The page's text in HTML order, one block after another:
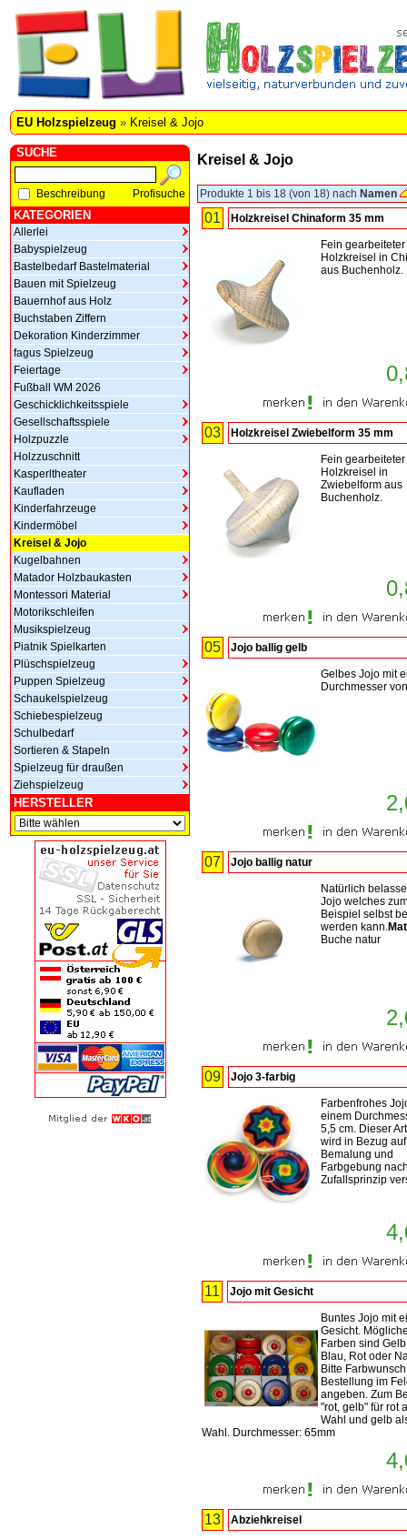
EU Holzspielzeug » Kreisel & Jojo
SUCHE
Beschreibung Profisuche
KATEGORIEN
Allerlei
Babyspielzeug
Bastelbedarf Bastelmaterial
Bauen mit Spielzeug
Bauernhof aus Holz
Buchstaben Ziffern
Dekoration Kinderzimmer
fagus Spielzeug
Feiertage
Fußball WM 2026
Geschicklichkeitsspiele
Gesellschaftsspiele
Holzpuzzle
Holzzuschnitt
Kasperltheater
Kaufladen
Kinderfahrzeuge
Kindermöbel
Kreisel & Jojo
Kugelbahnen
Matador Holzbaukasten
Montessori Material
Motorikschleifen
Musikspielzeug
Piatnik Spielkarten
Plüschspielzeug
Puppen Spielzeug
Schaukelspielzeug
Schiebespielzeug
Schulbedarf
Sortieren & Stapeln
Spielzeug für draußen
Ziehspielzeug
HERSTELLER
Kreisel & Jojo
Produkte 1 bis 18 (von 18) nach Namen
01 Holzkreisel Chinaform 35 mm
Fein gearbeiteter
Holzkreisel in
aus Buchenholz.
03 Holzkreisel Zwiebelform 35 mm
Fein gearbeiteter
Holzkreisel in
Zwiebelform aus
Buchenholz.
05 Jojo ballig gelb
Gelbes Jojo mit
Durchmesser
07 Jojo ballig natur
Natürlich
Jojo welches
Beispiel selbst
werden kann.
Buche natur
09 Jojo 3-farbig
Farbenfrohes
einem
5,5 cm. Dieser
wird in Bezug
Bemalung und
Farbgebung
Zufallsprinzip
11 Jojo mit Gesicht
Buntes Jojo mit
Gesicht.
Farben sind
Blau, Rot oder
Bitte
Bestellung im
angeben. Zum
"rot, gelb" für rot
Wahl und gelb
Wahl. Durchmesser: 65mm
13 Abziehkreisel